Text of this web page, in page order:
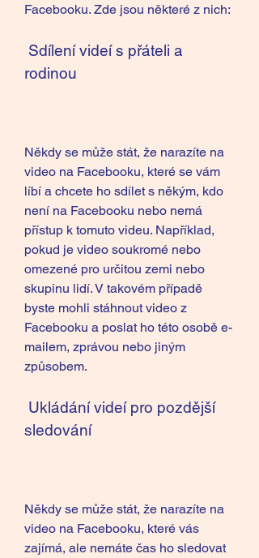
Facebooku. Zde jsou některé z nich:
rodinou
Někdy se může stát, že narazíte na
video na Facebooku, které se vám
líbí a chcete ho sdílet s někým, kdo
není na Facebooku nebo nemá
přístup k tomuto videu. Například,
pokud je video soukromé nebo
omezené pro určitou zemi nebo
skupinu lidí. V takovém případě
byste mohli stáhnout video z
Facebooku a poslat ho této osobě e-
mailem, zprávou nebo jiným
způsobem.
sledování
Někdy se může stát, že narazíte na
video na Facebooku, které vás
zajímá, ale nemáte čas ho sledovat